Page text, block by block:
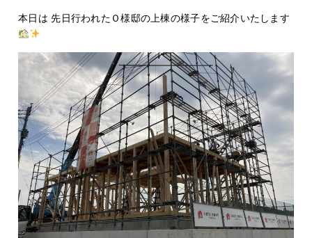
本日は 先日行われたＯ様邸の上棟の様子をご紹介いたします